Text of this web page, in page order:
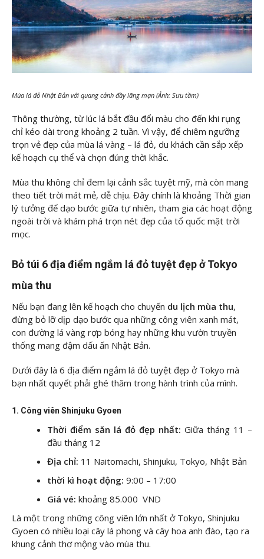
Mùa lá đỏ Nhật Bản với quang cảnh đầy lãng mạn (Ảnh: Sưu tầm)
Thông thường, từ lúc lá bắt đầu đổi màu cho đến khi rụng
chỉ kéo dài trong khoảng 2 tuần. Vì vậy, để chiêm ngưỡng
trọn vẻ đẹp của mùa lá vàng – lá đỏ, du khách cần sắp xếp
kế hoạch cụ thể và chọn đúng thời khắc.
Mùa thu không chỉ đem lại cảnh sắc tuyệt mỹ, mà còn mang
theo tiết trời mát mẻ, dễ chịu. Đây chính là khoảng Thời gian
lý tưởng để dạo bước giữa tự nhiên, tham gia các hoạt động
ngoài trời và khám phá trọn nét đẹp của tổ quốc mặt trời
mọc.
Bỏ túi 6 địa điểm ngắm lá đỏ tuyệt đẹp ở Tokyo
mùa thu
Nếu bạn đang lên kế hoạch cho chuyến du lịch mùa thu,
đừng bỏ lỡ dịp dạo bước qua những công viên xanh mát,
con đường lá vàng rợp bóng hay những khu vườn truyền
thống mang đậm dấu ấn Nhật Bản.
Dưới đây là 6 địa điểm ngắm lá đỏ tuyệt đẹp ở Tokyo mà
bạn nhất quyết phải ghé thăm trong hành trình của mình.
1. Công viên Shinjuku Gyoen
Thời điểm săn lá đỏ đẹp nhất: Giữa tháng 11 –
đầu tháng 12
Địa chỉ: 11 Naitomachi, Shinjuku, Tokyo, Nhật Bản
thời kì hoạt động: 9:00 – 17:00
Giá vé: khoảng 85.000 VND
Là một trong những công viên lớn nhất ở Tokyo, Shinjuku
Gyoen có nhiều loại cây lá phong và cây hoa anh đào, tạo ra
khung cảnh thơ mộng vào mùa thu.